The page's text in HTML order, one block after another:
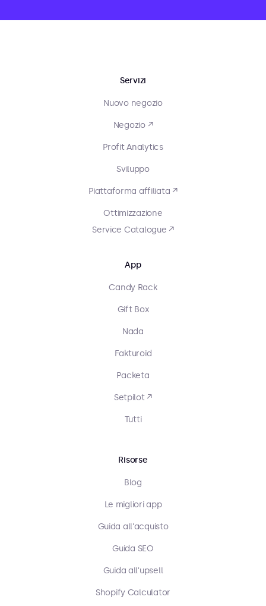
Servizi
Nuovo negozio
Negozio ↗
Profit Analytics
Sviluppo
Piattaforma affiliata ↗
Ottimizzazione
Service Catalogue ↗
App
Candy Rack
Gift Box
Nada
Fakturoid
Packeta
Setpilot ↗
Tutti
Risorse
Blog
Le migliori app
Guida all'acquisto
Guida SEO
Guida all'upsell
Shopify Calculator